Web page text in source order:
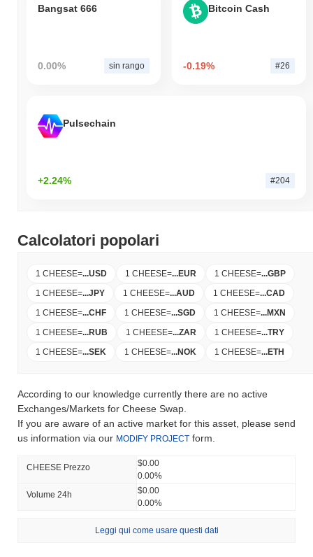
Bangsat 666
0.00% sin rango
Bitcoin Cash
-0.19% #26
Pulsechain
+2.24% #204
Calcolatori popolari
1 CHEESE=...USD 1 CHEESE=...EUR 1 CHEESE=...GBP
1 CHEESE=...JPY 1 CHEESE=...AUD 1 CHEESE=...CAD
1 CHEESE=...CHF 1 CHEESE=...SGD 1 CHEESE=...MXN
1 CHEESE=...RUB 1 CHEESE=...ZAR 1 CHEESE=...TRY
1 CHEESE=...SEK 1 CHEESE=...NOK 1 CHEESE=...ETH
According to our knowledge currently there are no active
Exchanges/Markets for Cheese Swap.
If you are aware of an active market for this asset, please send
us information via our MODIFY PROJECT form.
CHEESE Prezzo
$0.00
0.00%
Volume 24h
$0.00
0.00%
Leggi qui come usare questi dati